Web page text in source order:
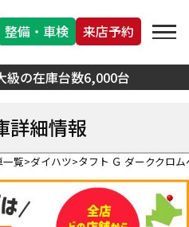
級の在庫台数6,000台
整備・車検 来店予約
詳細情報
覧 ダイハツ タフト Ｇ ダーククロ